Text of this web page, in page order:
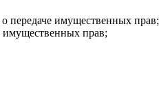
передаче имущественных прав;
имущественных прав;